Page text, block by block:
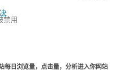
禁用
每日浏览量，点击量，分析进入你网站